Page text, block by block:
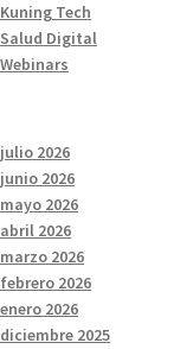
Kuning Tech
Salud Digital
Webinars
julio 2026
junio 2026
mayo 2026
abril 2026
marzo 2026
febrero 2026
enero 2026
diciembre 2025